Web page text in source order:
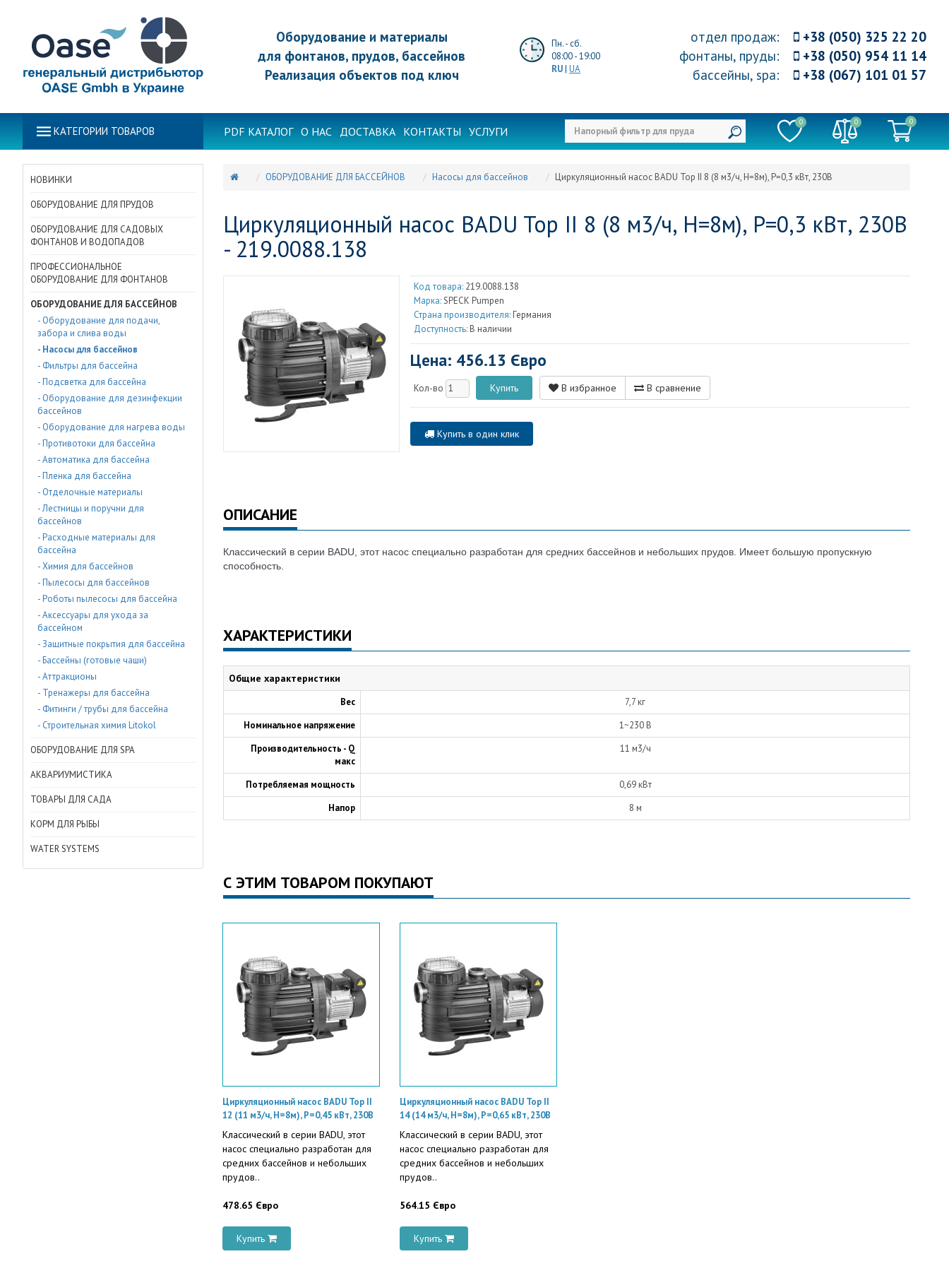
Оборудование и материалы
для фонтанов, прудов, бассейнов
Реализация объектов под ключ
Пн. - сб.
08:00 - 19:00
RU| UA
отдел продаж:
+38 (050) 325 22 20
фонтаны, пруды:
+38 (050) 954 11 14
бассейны, spa: +38 (067) 101 01 57
КАТЕГОРИИ ТОВАРОВ PDF КАТАЛОГ О НАС ДОСТАВКА КОНТАКТЫ УСЛУГИ
0 0 0
НОВИНКИ
ОБОРУДОВАНИЕ ДЛЯ ПРУДОВ
ОБОРУДОВАНИЕ ДЛЯ САДОВЫХ
ФОНТАНОВ И ВОДОПАДОВ
ПРОФЕССИОНАЛЬНОЕ
ОБОРУДОВАНИЕ ДЛЯ ФОНТАНОВ
ОБОРУДОВАНИЕ ДЛЯ БАССЕЙНОВ
- Оборудование для подачи,
забора и слива воды
- Насосы для бассейнов
- Фильтры для бассейна
- Подсветка для бассейна
- Оборудование для дезинфекции
бассейнов
- Оборудование для нагрева воды
- Противотоки для бассейна
- Автоматика для бассейна
- Пленка для бассейна
- Отделочные материалы
- Лестницы и поручни для
бассейнов
- Расходные материалы для
бассейна
- Химия для бассейнов
- Пылесосы для бассейнов
- Роботы пылесосы для бассейна
- Аксессуары для ухода за
бассейном
- Защитные покрытия для бассейна
- Бассейны (готовые чаши)
- Аттракционы
- Тренажеры для бассейна
- Фитинги / трубы для бассейна
- Строительная химия Litokol
ОБОРУДОВАНИЕ ДЛЯ SPA
АКВАРИУМИСТИКА
ТОВАРЫ ДЛЯ САДА
КОРМ ДЛЯ РЫБЫ
WATER SYSTEMS
ОБОРУДОВАНИЕ ДЛЯ БАССЕЙНОВ Насосы для бассейнов Циркуляционный насос BADU Top II 8 (8 м3/ч, Н=8м), P=0,3 кВт, 230В
Циркуляционный насос BADU Top II 8 (8 м3/ч, Н=8м), P=0,3 кВт, 230В
- 219.0088.138
Код товара: 219.0088.138
Марка:SPECK Pumpen
Страна производителя: Германия
Доступность: В наличии
Цена: 456.13 Євро
Кол-во В избранное В сравнение
Купить в один клик
ОПИСАНИЕ
Классический в серии BADU, этот насос специально разработан для средних бассейнов и небольших прудов. Имеет большую пропускную
способность.
ХАРАКТЕРИСТИКИ
Общие характеристики
Вес
7,7 кг
Номинальное напряжение
1~230 В
Производительность - Q
макс
11 м3/ч
Потребляемая мощность
0,69 кВт
Напор
8 м
С ЭТИМ ТОВАРОМ ПОКУПАЮТ
Циркуляционный насос BADU Top II
12 (11 м3/ч, Н=8м), P=0,45 кВт, 230В
Классический в серии BADU, этот
насос специально разработан для
средних бассейнов и небольших
прудов..
478.65 Євро
Купить
Циркуляционный насос BADU Top II
14 (14 м3/ч, Н=8м), P=0,65 кВт, 230В
Классический в серии BADU, этот
насос специально разработан для
средних бассейнов и небольших
прудов..
564.15 Євро
Купить